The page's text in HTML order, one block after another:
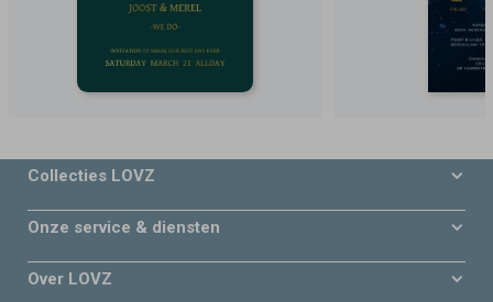
Collecties LOVZ
Onze service & diensten
Over LOVZ